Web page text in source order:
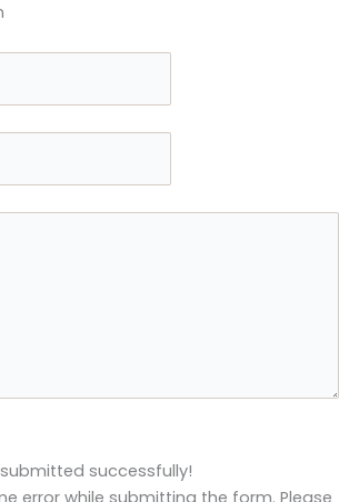
successfully!